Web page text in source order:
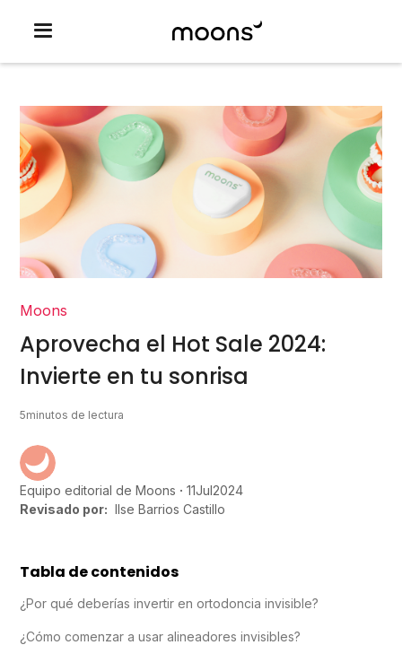
Moons
Aprovecha el Hot Sale 2024:
Invierte en tu sonrisa
5minutos de lectura
Equipo editorial de Moons 11Jul2024
Revisado por: Ilse Barrios Castillo
Tabla de contenidos
¿Por qué deberías invertir en ortodoncia invisible?
¿Cómo comenzar a usar alineadores invisibles?